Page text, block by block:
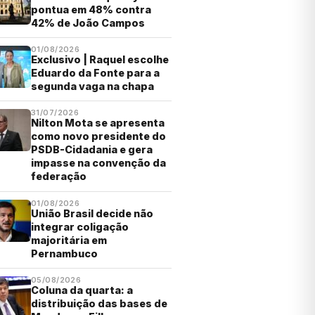
pontua em 48% contra
42% de João Campos
01/08/2026
Exclusivo | Raquel escolhe
Eduardo da Fonte para a
segunda vaga na chapa
31/07/2026
Nilton Mota se apresenta
como novo presidente do
PSDB-Cidadania e gera
impasse na convenção da
federação
01/08/2026
União Brasil decide não
integrar coligação
majoritária em
Pernambuco
05/08/2026
Coluna da quarta: a
distribuição das bases de